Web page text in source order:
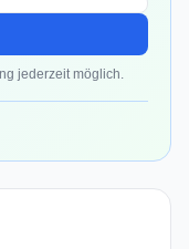
jederzeit möglich.